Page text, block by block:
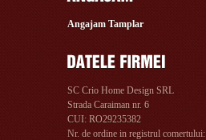
Angajam Tamplar
SC Crio Home Design SRL
Strada Caraiman nr. 6
CUI: RO29235382
Nr. de ordine in registrul comertului: